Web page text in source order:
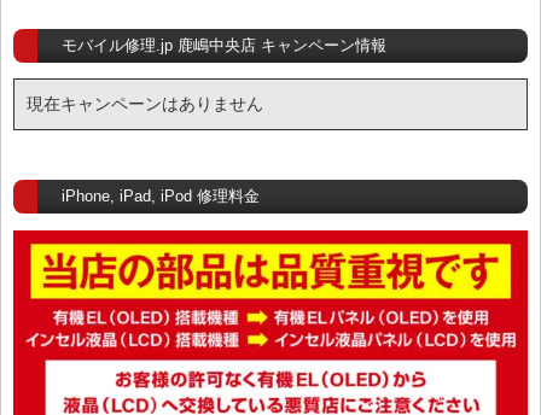
モバイル修理.jp 鹿嶋中央店 キャンペーン情報
現在キャンペーンはありません
iPhone, iPad, iPod 修理料金